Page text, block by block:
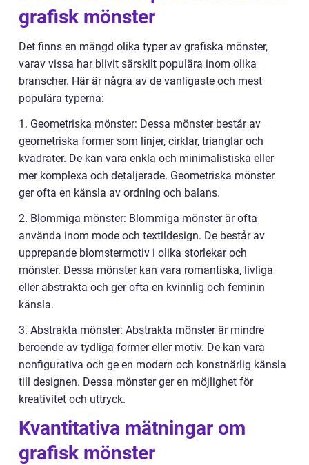
grafisk mönster
Det finns en mängd olika typer av grafiska mönster,
varav vissa har blivit särskilt populära inom olika
branscher. Här är några av de vanligaste och mest
populära typerna:
1. Geometriska mönster: Dessa mönster består av
geometriska former som linjer, cirklar, trianglar och
kvadrater. De kan vara enkla och minimalistiska eller
mer komplexa och detaljerade. Geometriska mönster
ger ofta en känsla av ordning och balans.
2. Blommiga mönster: Blommiga mönster är ofta
använda inom mode och textildesign. De består av
upprepande blomstermotiv i olika storlekar och
mönster. Dessa mönster kan vara romantiska, livliga
eller abstrakta och ger ofta en kvinnlig och feminin
känsla.
3. Abstrakta mönster: Abstrakta mönster är mindre
beroende av tydliga former eller motiv. De kan vara
nonfigurativa och ge en modern och konstnärlig känsla
till designen. Dessa mönster ger en möjlighet för
kreativitet och uttryck.
Kvantitativa mätningar om
grafisk mönster